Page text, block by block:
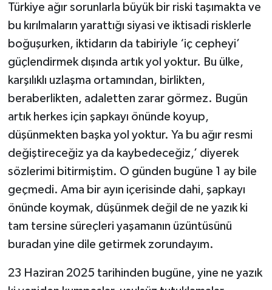
Türkiye ağır sorunlarla büyük bir riski taşımakta ve
bu kırılmaların yarattığı siyasi ve iktisadi risklerle
boğuşurken, iktidarın da tabiriyle ‘iç cepheyi’
güçlendirmek dışında artık yol yoktur. Bu ülke,
karşılıklı uzlaşma ortamından, birlikten,
beraberlikten, adaletten zarar görmez. Bugün
artık herkes için şapkayı önünde koyup,
düşünmekten başka yol yoktur. Ya bu ağır resmi
değiştireceğiz ya da kaybedeceğiz,’ diyerek
sözlerimi bitirmiştim. O günden bugüne 1 ay bile
geçmedi. Ama bir ayın içerisinde dahi, şapkayı
önünde koymak, düşünmek değil de ne yazık ki
tam tersine süreçleri yaşamanın üzüntüsünü
buradan yine dile getirmek zorundayım.
23 Haziran 2025 tarihinden bugüne, yine ne yazık